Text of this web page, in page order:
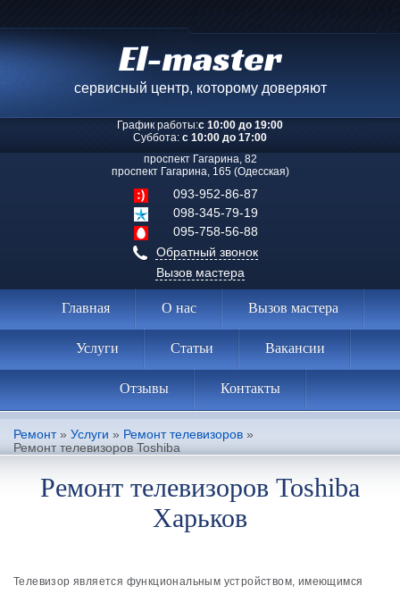
El-master
сервисный центр, которому доверяют
График работы:с 10:00 до 19:00
Суббота: с 10:00 до 17:00
проспект Гагарина, 82
проспект Гагарина, 165 (Одесская)
093-952-86-87
098-345-79-19
095-758-56-88
Обратный звонок
Вызов мастера
Главная О нас Вызов мастера
Услуги Статьи Вакансии
Отзывы Контакты
Ремонт» Услуги » Ремонт телевизоров »
Ремонт телевизоров Toshiba
Ремонт телевизоров Toshiba
Харьков
Телевизор является функциональным устройством, имеющимся